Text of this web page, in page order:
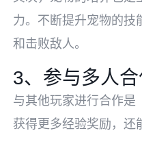
力。不断提升宠物的技
和击败敌人。
3、参与多人
与其他玩家进行合作是
获得更多经验奖励，还